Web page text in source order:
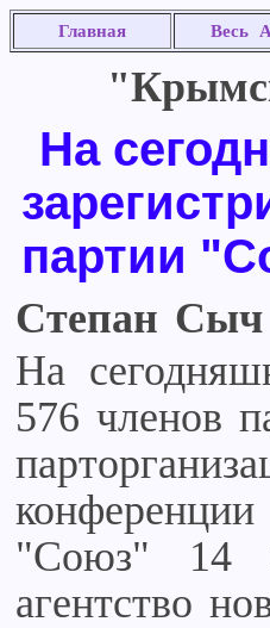
Главная Весь
На
партии
Степан Сыч
На
576 членов
"Союз" 14
агентство